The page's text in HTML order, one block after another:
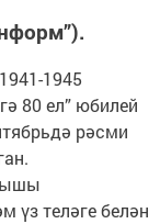
1945
80 ел” юбилей
рәсми
үз теләге белән